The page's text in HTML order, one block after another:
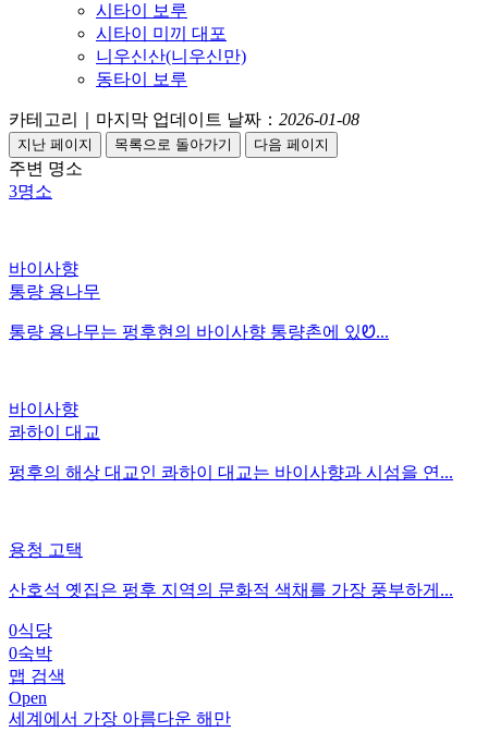
시타이 보루
시타이 미끼 대포
니우신산(니우신만)
동타이 보루
카테고리｜마지막 업데이트 날짜： 2026-01-08
주변 명소
3명소
바이사향
통량 용나무
통량 용나무는 펑후현의 바이사향 통량촌에 있Ꮼ...
바이사향
콰하이 대교
펑후의 해상 대교인 콰하이 대교는 바이사향과 시섬을 연...
용청 고택
산호석 옛집은 펑후 지역의 문화적 색채를 가장 풍부하게...
0식당
0숙박
맵 검색
Open
세계에서 가장 아름다운 해만